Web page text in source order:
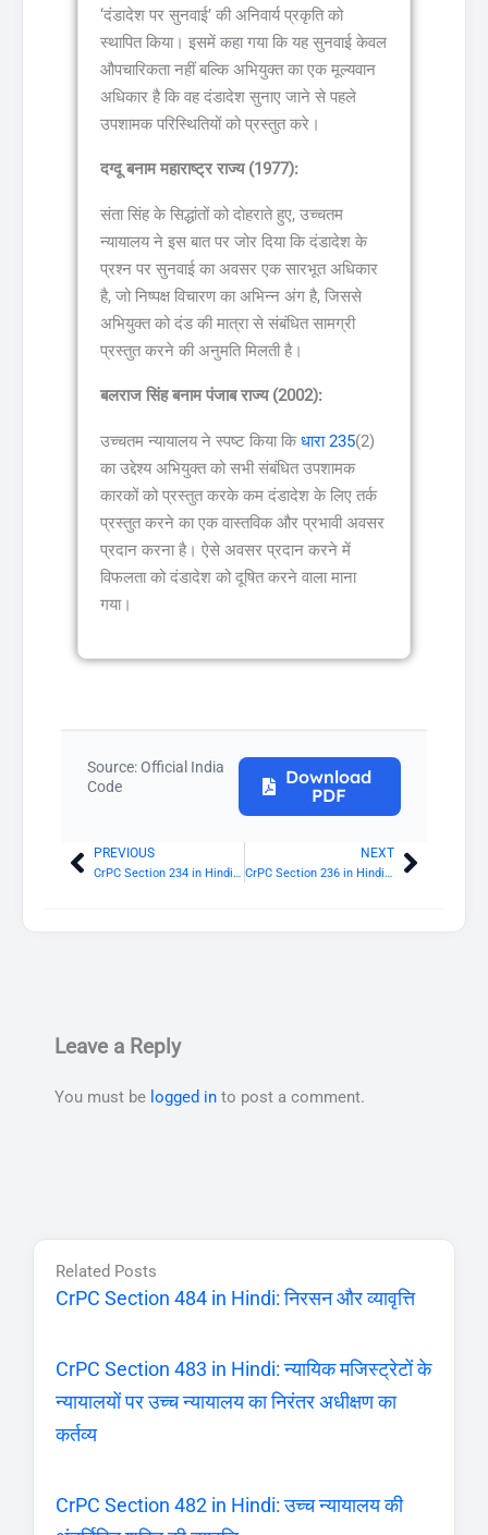
‘दंडादेश पर सुनवाई’ की अनिवार्य प्रकृति को
स्थापित किया। इसमें कहा गया कि यह सुनवाई केवल
औपचारिकता नहीं बल्कि अभियुक्त का एक मूल्यवान
अधिकार है कि वह दंडादेश सुनाए जाने से पहले
उपशामक परिस्थितियों को प्रस्तुत करे।
दग्दू बनाम महाराष्ट्र राज्य (1977):
संता सिंह के सिद्धांतों को दोहराते हुए, उच्चतम
न्यायालय ने इस बात पर जोर दिया कि दंडादेश के
प्रश्न पर सुनवाई का अवसर एक सारभूत अधिकार
है, जो निष्पक्ष विचारण का अभिन्न अंग है, जिससे
अभियुक्त को दंड की मात्रा से संबंधित सामग्री
प्रस्तुत करने की अनुमति मिलती है।
बलराज सिंह बनाम पंजाब राज्य (2002):
उच्चतम न्यायालय ने स्पष्ट किया किधारा 235(2)
का उद्देश्य अभियुक्त को सभी संबंधित उपशामक
कारकों को प्रस्तुत करके कम दंडादेश के लिए तर्क
प्रस्तुत करने का एक वास्तविक और प्रभावी अवसर
प्रदान करना है। ऐसे अवसर प्रदान करने में
विफलता को दंडादेश को दूषित करने वाला माना
गया।
Source: Official India
Code
Download
PDF
PrevPREVIOUS
CrPC Section 234 in Hindi: बहस
NEXT
CrPC Section 236 in Hindi: पूर्व दोषसिद्धि Next
Leave a Reply
You must be logged in to post a comment.
Related Posts
CrPC Section 484 in Hindi: निरसन और व्यावृत्ति
CrPC Section 483 in Hindi: न्यायिक मजिस्ट्रेटों के
न्यायालयों पर उच्च न्यायालय का निरंतर अधीक्षण का
कर्तव्य
CrPC Section 482 in Hindi: उच्च न्यायालय की